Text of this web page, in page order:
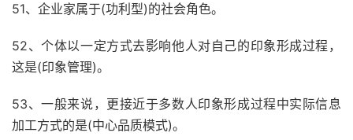
51、企业家属于(功利型)的社会角色。
52、个体以一定方式去影响他人对自己的印象形成过程，
这是(印象管理)。
53、一般来说，更接近于多数人印象形成过程中实际信息
加工方式的是(中心品质模式)。